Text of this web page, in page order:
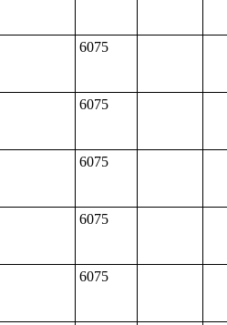
6075
6075
6075
6075
6075